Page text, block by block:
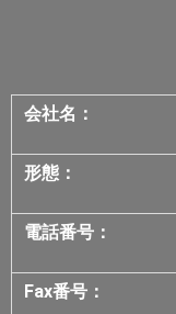
会社名：
形態：
電話番号：
Fax番号：